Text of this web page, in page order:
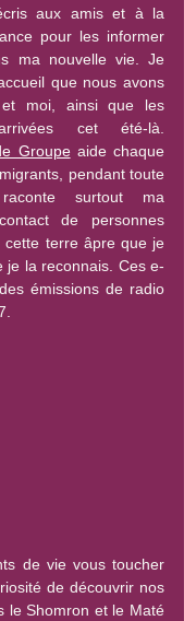
aux amis et à la
pour les informer
ma nouvelle vie. Je
que nous avons
moi, ainsi que les
cet été-là.
Groupe aide chaque
pendant toute
surtout ma
de personnes
cette terre âpre que je
je la reconnais. Ces e-
émissions de radio
de vie vous toucher
de découvrir nos
le Shomron et le Maté